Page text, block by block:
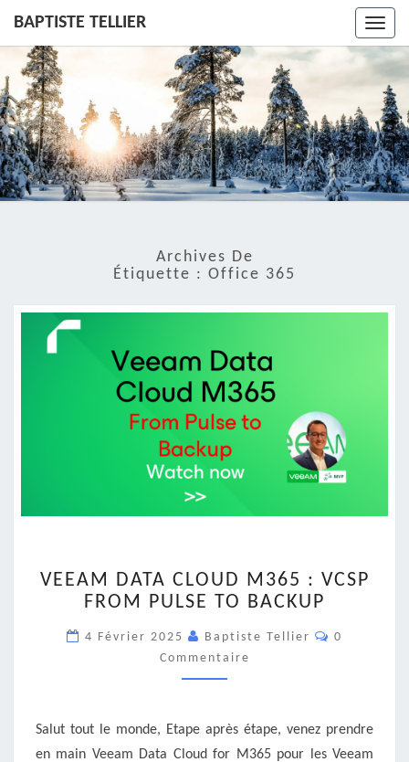
BAPTISTE TELLIER
Archives De
Étiquette : Office 365
DATA
CLOUD
:
VCSP
FROM
VEEAM DATA CLOUD M365 : VCSP
FROM PULSE TO BACKUP
4 Février 2025 Baptiste Tellier
0
Commentaire
Salut tout le monde, Etape après étape, venez prendre
en main Veeam Data Cloud for M365 pour les Veeam